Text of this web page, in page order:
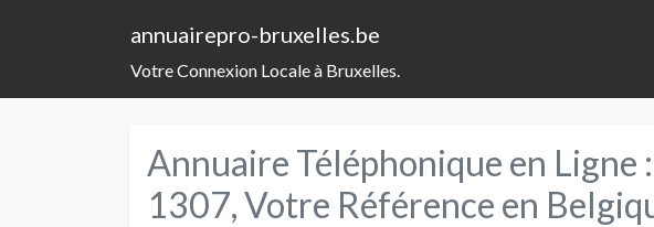
annuairepro-bruxelles.be
Votre Connexion Locale à Bruxelles.
Annuaire Téléphonique en Ligne
1307, Votre Référence en